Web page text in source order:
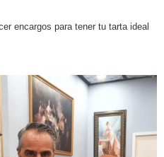
encargos para tener tu tarta ideal